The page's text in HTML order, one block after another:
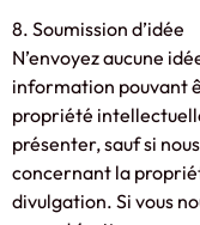
8. Soumission d’idée
N’envoyez aucune
information pouvant
propriété
présenter, sauf si
concernant la
divulgation. Si vous